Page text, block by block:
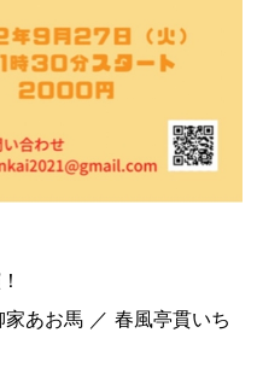
あお馬 ／ 春風亭貫いち